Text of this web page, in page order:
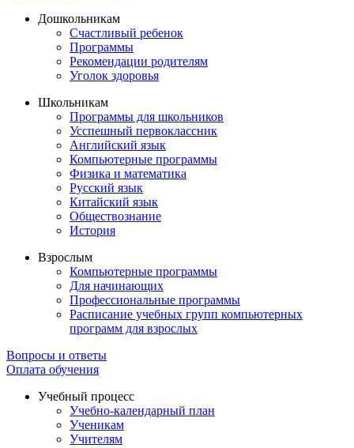
Дошкольникам
Счастливый ребенок
Программы
Рекомендации родителям
Уголок здоровья
Школьникам
Программы для школьников
Усспешный первоклассник
Английский язык
Компьютерные программы
Физика и математика
Русский язык
Китайский язык
Обществознание
История
Взрослым
Компьютерные программы
Для начинающих
Профессиональные программы
Расписание учебных групп компьютерных
программ для взрослых
Вопросы и ответы
Оплата обучения
Учебный процесс
Учебно-календарный план
Ученикам
Учителям